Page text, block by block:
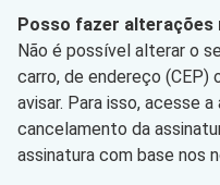
Posso fazer alterações
Não é possível alterar o
carro, de endereço (CEP)
avisar. Para isso, acesse
cancelamento da
assinatura com base nos